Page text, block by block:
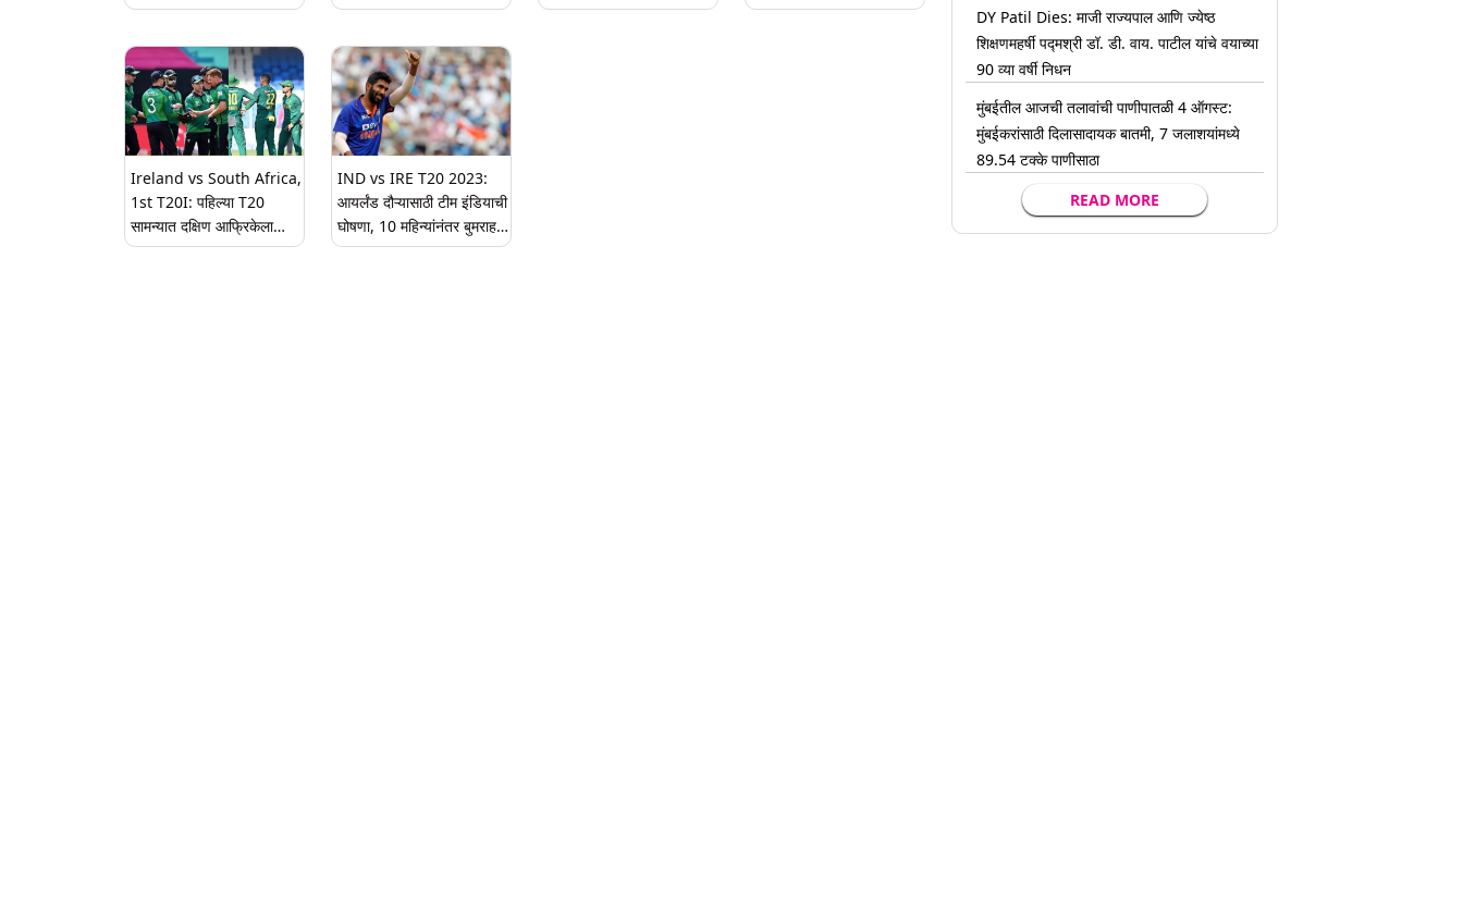
आफ्रिकेने आयर्लंडचा 8 गडी
क्लिकवर येथे पाहा हायलाइट्स
सामन्यात दक्षिण आफ्रिकेने
पराभव, रायन रिकेल्टनची दमदार
खेळी; येथे वाचा स्कोअरकार्ड
ठेवले 172 धावांचे लक्ष्य, कर्टिस
नाणेफेक जिंकून घेतला
Ireland vs South Africa,
1st T20I: पहिल्या T20
सामन्यात दक्षिण आफ्रिकेला
कडवी टक्कर देण्यासाठी आयर्लंड
IND vs IRE T20 2023:
आयर्लंड दौऱ्यासाठी टीम इंडियाची
घोषणा, 10 महिन्यांनंतर बुमराहचे
पुनरागमन; करणार संघाचे नेतृत्व
DY Patil Dies: माजी राज्यपाल आणि ज्येष्ठ
शिक्षणमहर्षी पद्मश्री डॉ. डी. वाय. पाटील यांचे वयाच्या
90 व्या वर्षी निधन
मुंबईतील आजची तलावांची पाणीपातळी 4 ऑगस्ट:
मुंबईकरांसाठी दिलासादायक बातमी, 7 जलाशयांमध्ये
89.54 टक्के पाणीसाठा
READ MORE